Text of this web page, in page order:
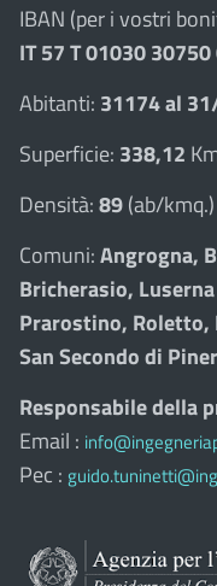
IBAN (per i vostri
IT 57 T 01030
Abitanti: 31174 al
Superficie: 338,12
Densità:89(ab/kmq.)
Comuni:Angrogna,
Bricherasio,
Prarostino, Roletto,
San Secondo di
Responsabile della
Email :
Pec :